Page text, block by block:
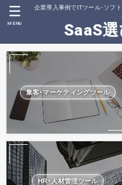
企業導入事例でITツール･ソフ
SaaS
MENU
集客･マーケティングツール
HR･人材管理ツール